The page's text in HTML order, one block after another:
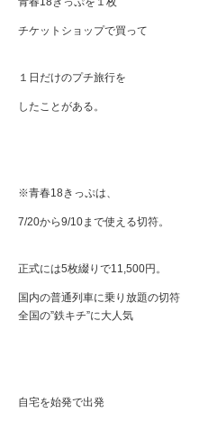
チケットショップで買って
１日だけのプチ旅行を
したことがある。
※青春18きっぷは、
7/20から9/10まで使える切符。
正式には5枚綴りで11,500円。
国内の普通列車に乗り放題の切符
全国の”鉄キチ”に大人気
自宅を始発で出発